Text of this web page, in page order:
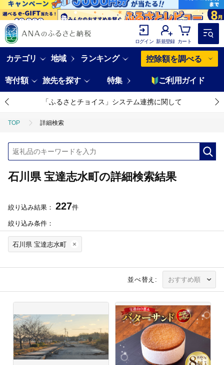
ログイン 新規登録 カート
カテゴリ 地域 ランキング 控除額を調べる
寄付額 旅先を探す 特集 ご利用ガイド
「ふるさとチョイス」システム連携に関して
TOP 詳細検索
石川県 宝達志水町の詳細検索結果
絞り込み結果： 227件
絞り込み条件：
石川県 宝達志水町
並べ替え: